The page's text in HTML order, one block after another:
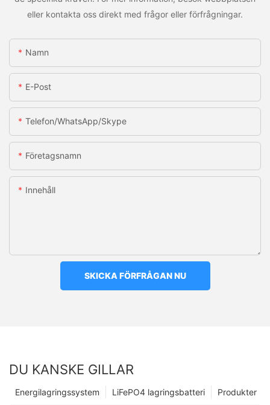
eller kontakta oss direkt med frågor eller förfrågningar.
Namn
E-Post
Telefon/WhatsApp/Skype
Företagsnamn
Innehåll
SKICKA FÖRFRÅGAN NU
DU KANSKE GILLAR
Produkter
LiFePO4 lagringsbatteri
Energilagringssystem